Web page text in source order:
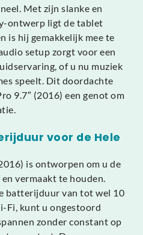
Met zijn slanke en
ontwerp ligt de tablet
is hij gemakkelijk mee te
setup zorgt voor een
of u nu muziek
speelt. Dit doordachte
9.7″ (2016) een genot om
voor de Hele
is ontworpen om u de
vermaakt te houden.
batterijduur van tot wel 10
Fi, kunt u ongestoord
zonder constant op